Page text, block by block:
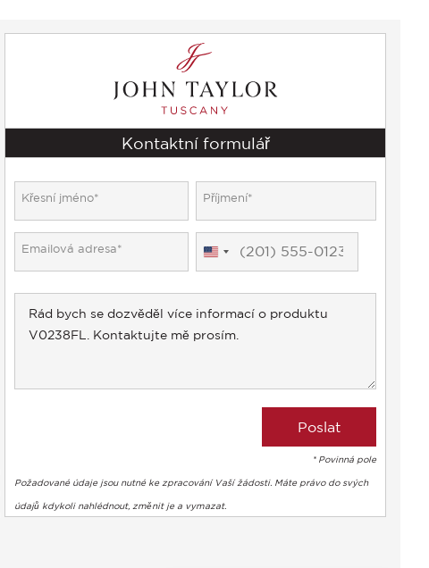
Kontaktní formulář
United
* Povinná pole
Požadované údaje jsou nutné ke zpracování Vaší žádosti. Máte právo do svých
údajů kdykoli nahlédnout, změnit je a vymazat.